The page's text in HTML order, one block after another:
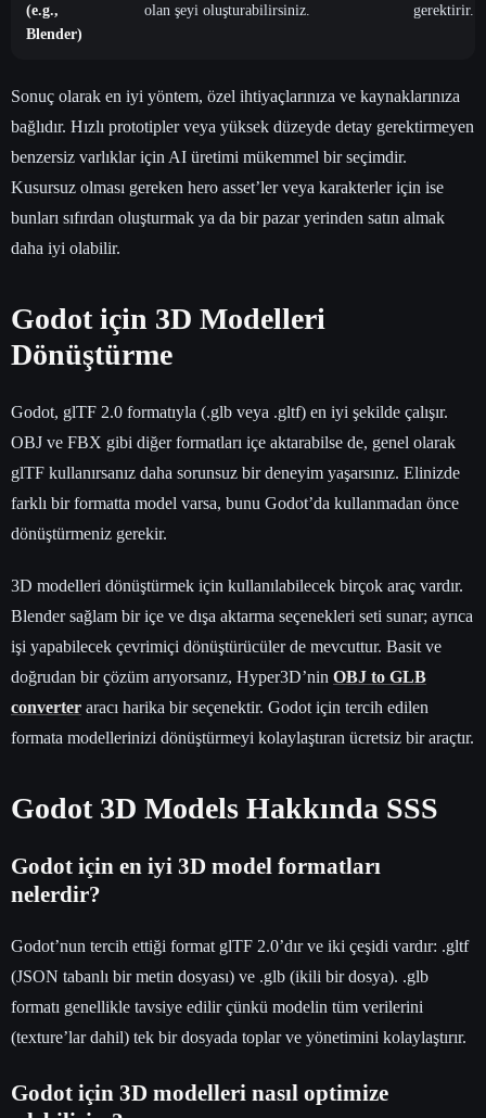
(e.g.,
Blender)
olan şeyi oluşturabilirsiniz.
gerektirir.
Sonuç olarak en iyi yöntem, özel ihtiyaçlarınıza ve kaynaklarınıza
bağlıdır. Hızlı prototipler veya yüksek düzeyde detay gerektirmeyen
benzersiz varlıklar için AI üretimi mükemmel bir seçimdir.
Kusursuz olması gereken hero asset’ler veya karakterler için ise
bunları sıfırdan oluşturmak ya da bir pazar yerinden satın almak
daha iyi olabilir.
Godot için 3D Modelleri
Dönüştürme
Godot, glTF 2.0 formatıyla (.glb veya .gltf) en iyi şekilde çalışır.
OBJ ve FBX gibi diğer formatları içe aktarabilse de, genel olarak
glTF kullanırsanız daha sorunsuz bir deneyim yaşarsınız. Elinizde
farklı bir formatta model varsa, bunu Godot’da kullanmadan önce
dönüştürmeniz gerekir.
3D modelleri dönüştürmek için kullanılabilecek birçok araç vardır.
Blender sağlam bir içe ve dışa aktarma seçenekleri seti sunar; ayrıca
işi yapabilecek çevrimiçi dönüştürücüler de mevcuttur. Basit ve
doğrudan bir çözüm arıyorsanız, Hyper3D’nin OBJ to GLB
converter aracı harika bir seçenektir. Godot için tercih edilen
formata modellerinizi dönüştürmeyi kolaylaştıran ücretsiz bir araçtır.
Godot 3D Models Hakkında SSS
Godot için en iyi 3D model formatları
nelerdir?
Godot’nun tercih ettiği format glTF 2.0’dır ve iki çeşidi vardır: .gltf
(JSON tabanlı bir metin dosyası) ve .glb (ikili bir dosya). .glb
formatı genellikle tavsiye edilir çünkü modelin tüm verilerini
(texture’lar dahil) tek bir dosyada toplar ve yönetimini kolaylaştırır.
Godot için 3D modelleri nasıl optimize